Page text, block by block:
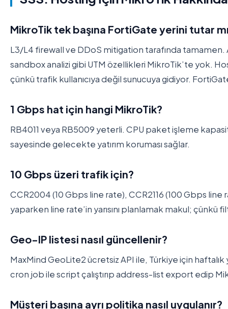
MikroTik tek başına FortiGate yerini tutar
L3/L4 firewall ve DDoS mitigation tarafında
sandbox analizi gibi UTM özellikleri MikroTik’te yok.
çünkü trafik kullanıcıya değil sunucuya gidiyor.
1 Gbps hat için hangi MikroTik?
RB4011 veya RB5009 yeterli. CPU paket işleme
sayesinde gelecekte yatırım koruması sağlar.
10 Gbps üzeri trafik için?
CCR2004 (10 Gbps line rate), CCR2116 (100 Gbps
yaparken line rate’in yarısını planlamak makul; çünkü
Geo-IP listesi nasıl güncellenir?
MaxMind GeoLite2 ücretsiz API ile, Türkiye için
cron job ile script çalıştırıp address-list export edip
Müşteri başına ayrı politika nasıl uygulanır?